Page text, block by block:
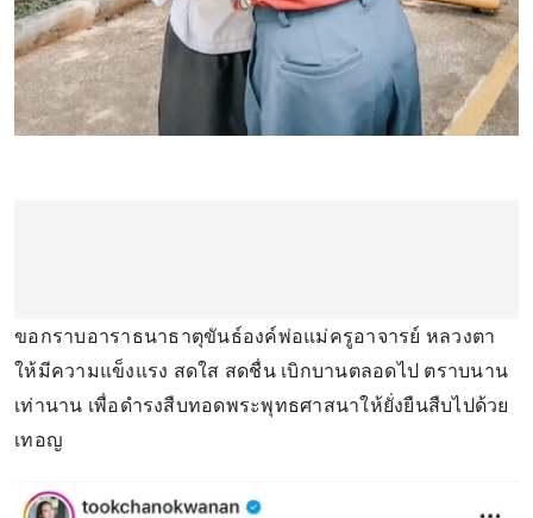
ขอกราบอาราธนาธาตุขันธ์องค์พ่อแม่ครูอาจารย์ หลวงตา
ให้มีความแข็งแรง สดใส สดชื่น เบิกบานตลอดไป ตราบนาน
เท่านาน เพื่อดำรงสืบทอดพระพุทธศาสนาให้ยั่งยืนสืบไปด้วย
เทอญ